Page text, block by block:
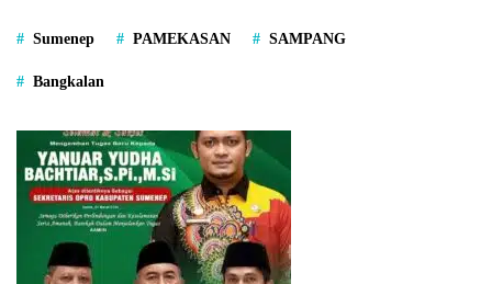
Sumenep PAMEKASAN SAMPANG
Bangkalan